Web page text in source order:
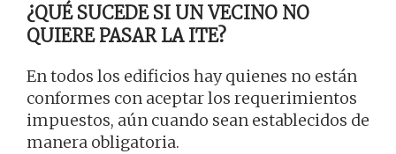
¿QUÉ SUCEDE SI UN VECINO NO
QUIERE PASAR LA ITE?
En todos los edificios hay quienes no están
conformes con aceptar los requerimientos
impuestos, aún cuando sean establecidos de
manera obligatoria.